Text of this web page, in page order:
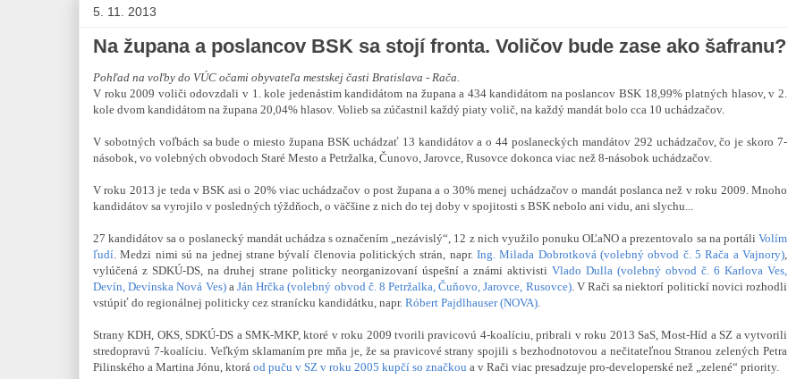
5. 11. 2013
Na župana a poslancov BSK sa stojí fronta. Voličov bude zase ako šafranu?
Pohľad na voľby do VÚC očami obyvateľa mestskej časti Bratislava - Rača.
V roku 2009 voliči odovzdali v 1. kole jedenástim kandidátom na župana a 434 kandidátom na poslancov BSK 18,99% platných hlasov, v 2.
kole dvom kandidátom na župana 20,04% hlasov. Volieb sa zúčastnil každý piaty volič, na každý mandát bolo cca 10 uchádzačov.
V sobotných voľbách sa bude o miesto župana BSK uchádzať 13 kandidátov a o 44 poslaneckých mandátov 292 uchádzačov, čo je skoro 7-
násobok, vo volebných obvodoch Staré Mesto a Petržalka, Čunovo, Jarovce, Rusovce dokonca viac než 8-násobok uchádzačov.
V roku 2013 je teda v BSK asi o 20% viac uchádzačov o post župana a o 30% menej uchádzačov o mandát poslanca než v roku 2009. Mnoho
kandidátov sa vyrojilo v posledných týždňoch, o väčšine z nich do tej doby v spojitosti s BSK nebolo ani vidu, ani slychu...
27 kandidátov sa o poslanecký mandát uchádza s označením „nezávislý“, 12 z nich využilo ponuku OĽaNO a prezentovalo sa na portáli Volím
ľudí. Medzi nimi sú na jednej strane bývalí členovia politických strán, napr. Ing. Milada Dobrotková (volebný obvod č. 5 Rača a Vajnory),
vylúčená z SDKÚ-DS, na druhej strane politicky neorganizovaní úspešní a známi aktivisti Vlado Dulla (volebný obvod č. 6 Karlova Ves,
Devín, Devínska Nová Ves)a Ján Hrčka (volebný obvod č. 8 Petržalka, Čuňovo, Jarovce, Rusovce). V Rači sa niektorí politickí novici rozhodli
vstúpiť do regionálnej politicky cez stranícku kandidátku, napr. Róbert Pajdlhauser (NOVA).
Strany KDH, OKS, SDKÚ-DS a SMK-MKP, ktoré v roku 2009 tvorili pravicovú 4-koalíciu, pribrali v roku 2013 SaS, Most-Híd a SZ a vytvorili
stredopravú 7-koalíciu. Veľkým sklamaním pre mňa je, že sa pravicové strany spojili s bezhodnotovou a nečitateľnou Stranou zelených Petra
Pilinského a Martina Jónu, ktorá od puču v SZ v roku 2005 kupčí so značkou a v Rači viac presadzuje pro-developerské než „zelené“ priority.